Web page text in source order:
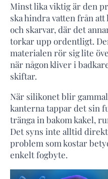
Minst lika viktig är den
ska hindra vatten från
och skarvar, där det
torkar upp ordentligt.
materialen rör sig lite
när någon kliver i
skiftar.
När silikonet blir
kanterna tappar det sin
tränga in bakom kakel,
Det syns inte alltid
problem som kostar
enkelt fogbyte.